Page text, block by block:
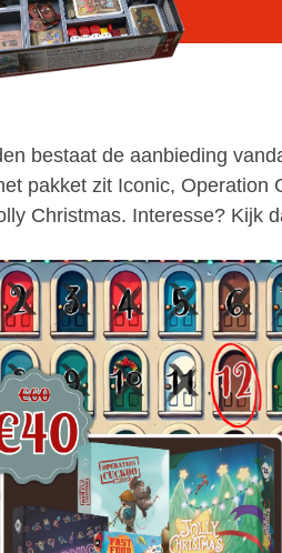
bestaat de aanbieding
pakket zit Iconic, Operation
Christmas. Interesse? Kijk